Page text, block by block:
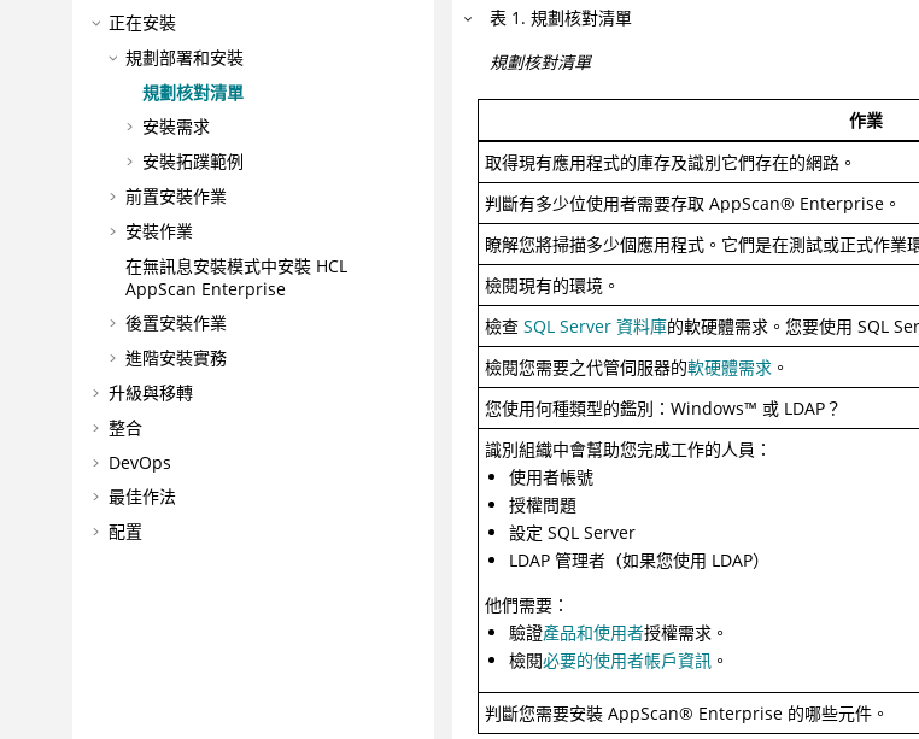
正在安裝
規劃部署和安裝
規劃核對清單
安裝需求
安裝拓蹼範例
前置安裝作業
安裝作業
在無訊息安裝模式中安裝 HCL
AppScan Enterprise
後置安裝作業
進階安裝實務
升級與移轉
整合
DevOps
最佳作法
配置
表 1 .規劃核對清單
規劃核對清單
作業
取得現有應用程式的庫存及識別它們存在的網路。
判斷有多少位使用者需要存取AppScan® Enterprise。
瞭解您將掃描多少個應用程式。它們是在測試或正式作業
檢閱現有的環境。
檢查SQL Server 資料庫的軟硬體需求。您要使用 SQL
檢閱您需要之代管伺服器的軟硬體需求 。
您使用何種類型的鑑別：Windows™ 或 LDAP？
識別組織中會幫助您完成工作的人員：
使用者帳號
授權問題
設定 SQL Server
LDAP 管理者（如果您使用 LDAP）
他們需要：
驗證產品和使用者授權需求。
檢閱必要的使用者帳戶資訊 。
判斷您需要安裝AppScan® Enterprise 的哪些元件。